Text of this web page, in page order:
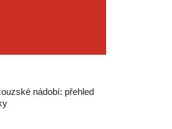
nádobí: přehled